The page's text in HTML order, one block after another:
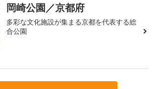
岡崎公園／京都府
多彩な文化施設が集まる京都を代表する総
合公園